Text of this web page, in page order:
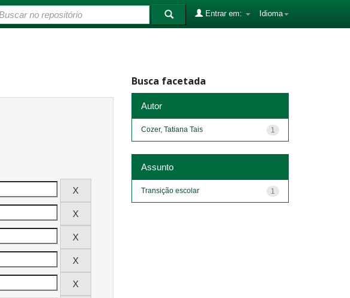
Idioma
Entrar em:
Busca facetada
Autor
1
Cozer, Tatiana Tais
Assunto
1
Transição escolar